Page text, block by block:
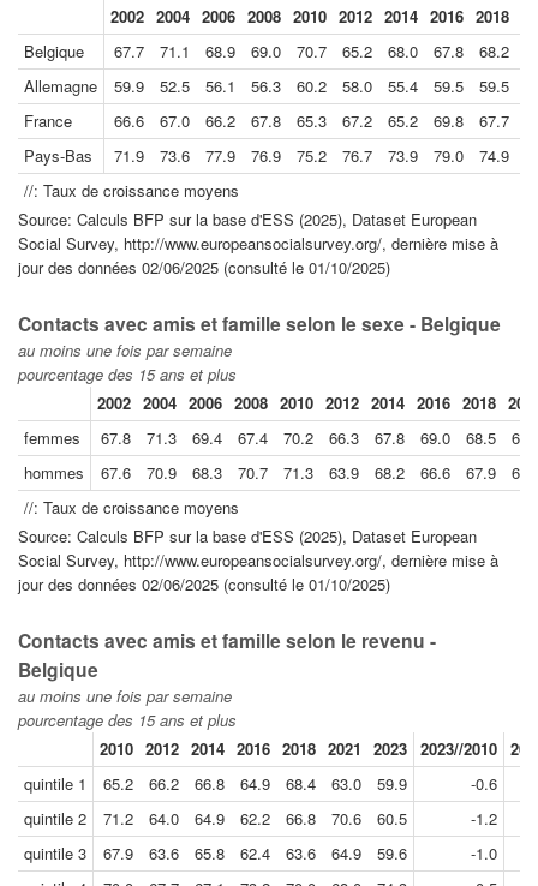
2002 2004 2006 2008 2010 2012 2014 2016 2018
Belgique
67.7 71.1 68.9 69.0 70.7 65.2 68.0 67.8 68.2
Allemagne
59.9 52.5 56.1 56.3 60.2 58.0 55.4 59.5 59.5
France
66.6 67.0 66.2 67.8 65.3 67.2 65.2 69.8 67.7
Pays-Bas
71.9 73.6 77.9 76.9 75.2 76.7 73.9 79.0 74.9
//: Taux de croissance moyens
Source: Calculs BFP sur la base d'ESS (2025), Dataset European
Social Survey, http://www.europeansocialsurvey.org/, dernière mise à
jour des données 02/06/2025 (consulté le 01/10/2025)
Contacts avec amis et famille selon le sexe - Belgique
au moins une fois par semaine
pourcentage des 15 ans et plus
2002 2004 2006 2008 2010 2012 2014 2016 2018
femmes
67.8 71.3 69.4 67.4 70.2 66.3 67.8 69.0 68.5
hommes
67.6 70.9 68.3 70.7 71.3 63.9 68.2 66.6 67.9
//: Taux de croissance moyens
Source: Calculs BFP sur la base d'ESS (2025), Dataset European
Social Survey, http://www.europeansocialsurvey.org/, dernière mise à
jour des données 02/06/2025 (consulté le 01/10/2025)
Contacts avec amis et famille selon le revenu -
Belgique
au moins une fois par semaine
pourcentage des 15 ans et plus
2010 2012 2014 2016 2018 2021 2023 2023//2010
quintile 1
65.2 66.2 66.8 64.9 68.4 63.0 59.9
-0.6
quintile 2
71.2 64.0 64.9 62.2 66.8 70.6 60.5
-1.2
quintile 3
67.9 63.6 65.8 62.4 63.6 64.9 59.6
-1.0